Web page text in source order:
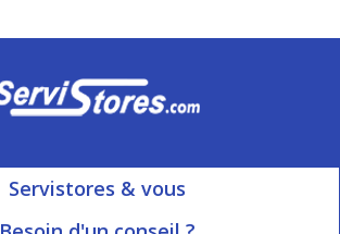
Servistores & vous
Mon compte